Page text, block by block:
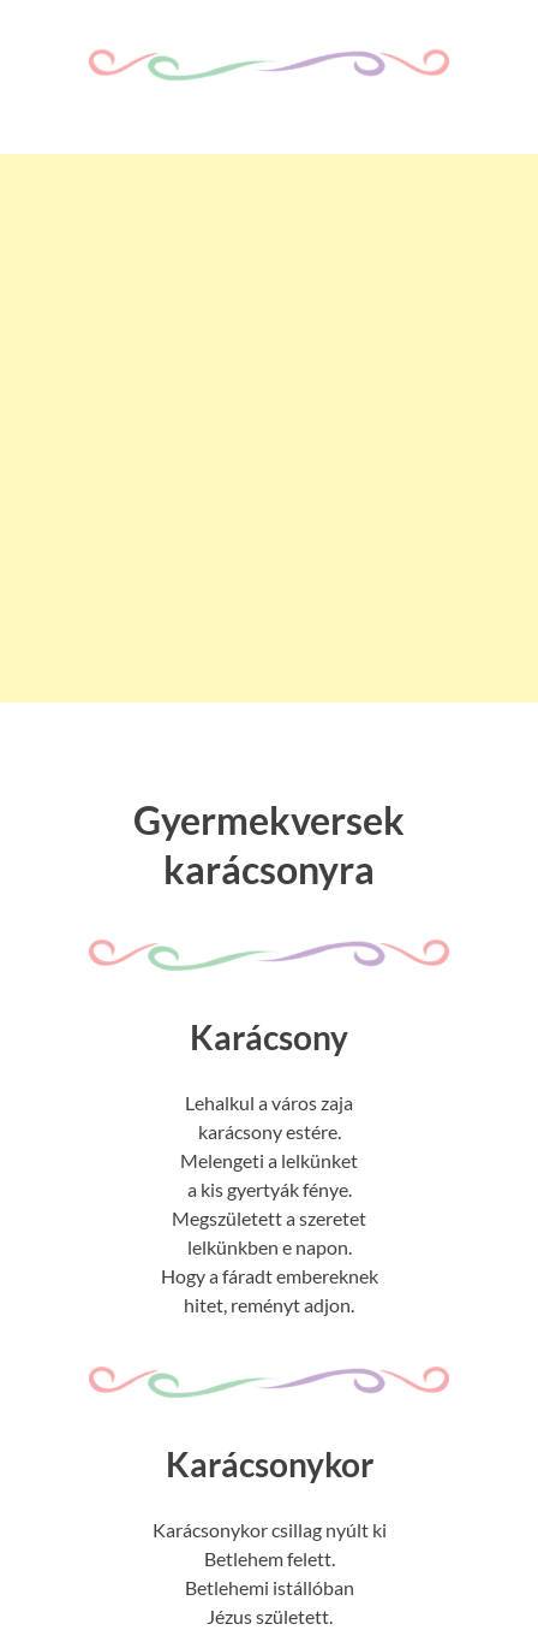
Gyermekversek
karácsonyra
Karácsony
Lehalkul a város zaja
karácsony estére.
Melengeti a lelkünket
a kis gyertyák fénye.
Megszületett a szeretet
lelkünkben e napon.
Hogy a fáradt embereknek
hitet, reményt adjon.
Karácsonykor
Karácsonykor csillag nyúlt ki
Betlehem felett.
Betlehemi istállóban
Jézus született.